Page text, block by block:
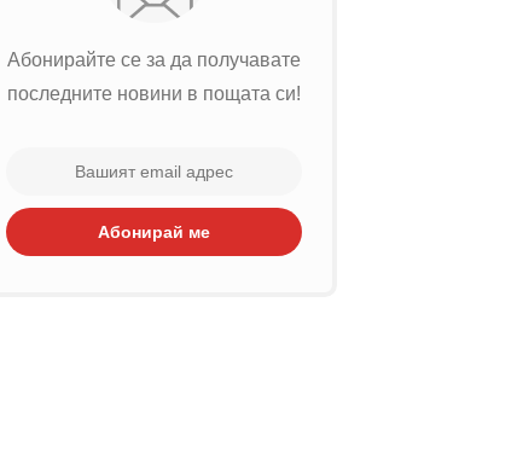
Абонирайте се за да получавате
последните новини в пощата си!
Абонирай ме